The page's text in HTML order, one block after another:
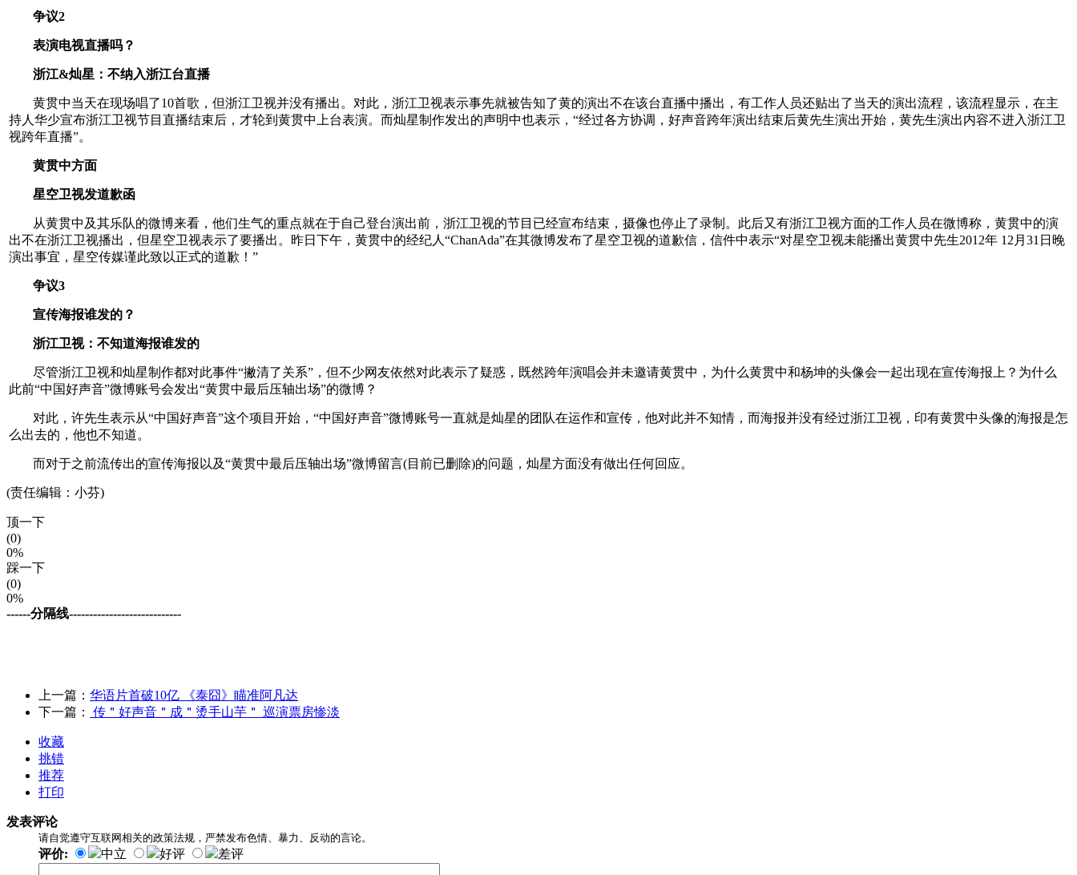
争议2
表演电视直播吗？
浙江&灿星：不纳入浙江台直播
黄贯中当天在现场唱了10首歌，但浙江卫视并没有播出。对此，浙江卫视表示事先就被告知了黄的演出不在该台直播中播出，有工作人员还贴出了当天的演出流程，该流程显示，在主
持人华少宣布浙江卫视节目直播结束后，才轮到黄贯中上台表演。而灿星制作发出的声明中也表示，“经过各方协调，好声音跨年演出结束后黄先生演出开始，黄先生演出内容不进入浙江卫
视跨年直播”。
黄贯中方面
星空卫视发道歉函
从黄贯中及其乐队的微博来看，他们生气的重点就在于自己登台演出前，浙江卫视的节目已经宣布结束，摄像也停止了录制。此后又有浙江卫视方面的工作人员在微博称，黄贯中的演
出不在浙江卫视播出，但星空卫视表示了要播出。昨日下午，黄贯中的经纪人“ChanAda”在其微博发布了星空卫视的道歉信，信件中表示“对星空卫视未能播出黄贯中先生2012年 12月31日晚
演出事宜，星空传媒谨此致以正式的道歉！”
争议3
宣传海报谁发的？
浙江卫视：不知道海报谁发的
尽管浙江卫视和灿星制作都对此事件“撇清了关系”，但不少网友依然对此表示了疑惑，既然跨年演唱会并未邀请黄贯中，为什么黄贯中和杨坤的头像会一起出现在宣传海报上？为什么
此前“中国好声音”微博账号会发出“黄贯中最后压轴出场”的微博？
对此，许先生表示从“中国好声音”这个项目开始，“中国好声音”微博账号一直就是灿星的团队在运作和宣传，他对此并不知情，而海报并没有经过浙江卫视，印有黄贯中头像的海报是怎
么出去的，他也不知道。
而对于之前流传出的宣传海报以及“黄贯中最后压轴出场”微博留言(目前已删除)的问题，灿星方面没有做出任何回应。
(责任编辑：小芬)
顶一下
(0)
0%
踩一下
(0)
0%
------分隔线----------------------------
上一篇： 华语片首破10亿 《泰囧》瞄准阿凡达
下一篇：
传＂好声音＂成＂烫手山芋＂ 巡演票房惨淡
收藏
挑错
推荐
打印
发表评论
请自觉遵守互联网相关的政策法规，严禁发布色情、暴力、反动的言论。
评价: 中立 好评 差评